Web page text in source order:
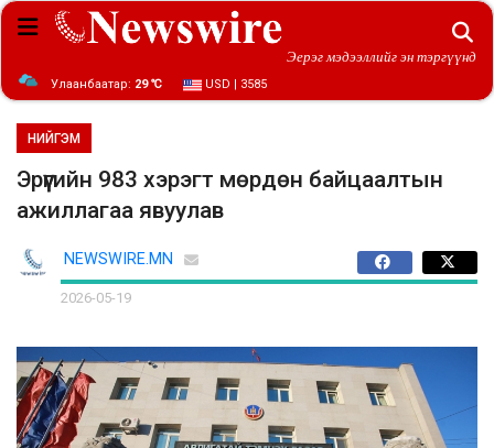
Эерэг мэдээллийг эн тэргүүнд
Улаанбаатар: 29 ℃ USD | 3585
НИЙГЭМ
Эрүүгийн 983 хэрэгт мөрдөн байцаалтын
ажиллагаа явуулав
NEWSWIRE.MN
2026-05-19